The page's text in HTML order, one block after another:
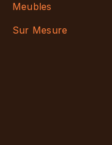
Meubles
Sur Mesure